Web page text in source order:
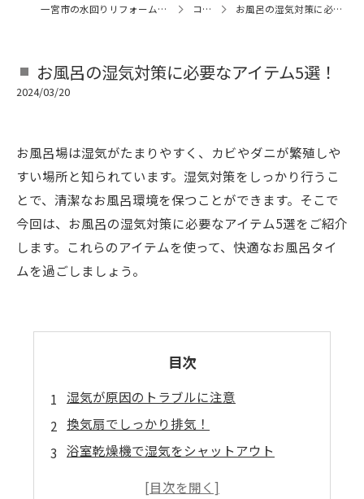
一宮市の水回りリフォームなら株式会社ハプロ コラム お風呂の湿気対策に必要なアイテム5選！
お風呂の湿気対策に必要なアイテム5選！
2024/03/20
お風呂場は湿気がたまりやすく、カビやダニが繁殖しや
すい場所と知られています。湿気対策をしっかり行うこ
とで、清潔なお風呂環境を保つことができます。そこで
今回は、お風呂の湿気対策に必要なアイテム5選をご紹介
します。これらのアイテムを使って、快適なお風呂タイ
ムを過ごしましょう。
目次
湿気が原因のトラブルに注意
換気扇でしっかり排気！
浴室乾燥機で湿気をシャットアウト
使い捨ての除湿剤もおすすめ